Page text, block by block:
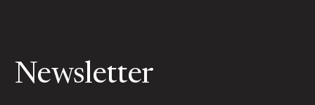
Newsletter